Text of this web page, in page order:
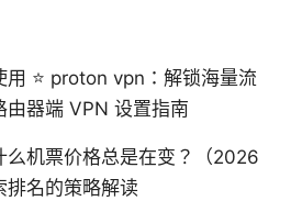
⭐ proton vpn：解锁海量流
由器端 VPN 设置指南
么机票价格总是在变？（2026
排名的策略解读